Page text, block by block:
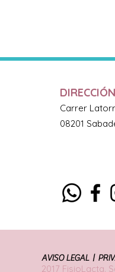
DIRECCIÓN
Carrer
08201
AVISO LEGAL |
2017 FisioLacta.